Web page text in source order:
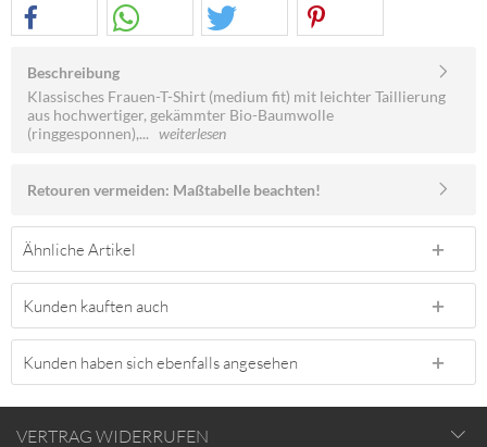
Beschreibung
Klassisches Frauen-T-Shirt (medium fit) mit leichter Taillierung
aus hochwertiger, gekämmter Bio-Baumwolle
(ringgesponnen),... weiterlesen
Retouren vermeiden: Maßtabelle beachten!
Ähnliche Artikel
Kunden kauften auch
Kunden haben sich ebenfalls angesehen
VERTRAG WIDERRUFEN